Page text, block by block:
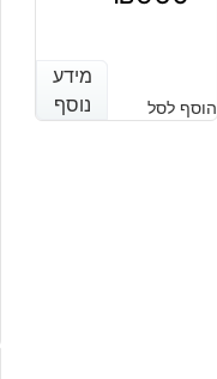
מידע
נוסף
הוסף לסל
מידע
נוסף